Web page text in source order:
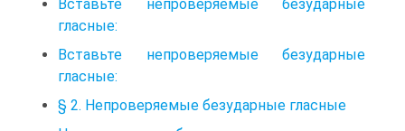
Вставьте непроверяемые безударные
гласные:
Вставьте непроверяемые безударные
гласные:
§ 2. Непроверяемые безударные гласные